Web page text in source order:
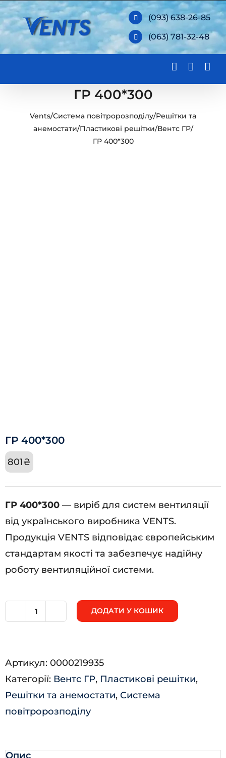
Skip
to
content
(093) 638-26-85
(063) 781-32-48
ГР 400*300
Vents/Система повітророзподілу/Решітки та
анемостати/Пластикові решітки/Вентс ГР/
ГР 400*300
ГР 400*300
801₴
ГР 400*300 — виріб для систем вентиляції
від українського виробника VENTS.
Продукція VENTS відповідає європейським
стандартам якості та забезпечує надійну
роботу вентиляційної системи.
ДОДАТИ У КОШИК
Артикул: 0000219935
Категорії: Вентс ГР, Пластикові решітки,
Решітки та анемостати, Система
повітророзподілу
Опис